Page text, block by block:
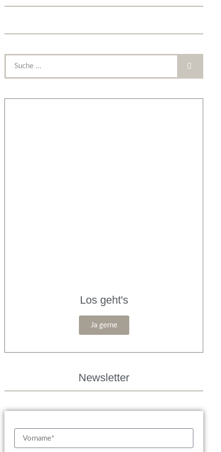
Los geht's
Ja gerne
Newsletter